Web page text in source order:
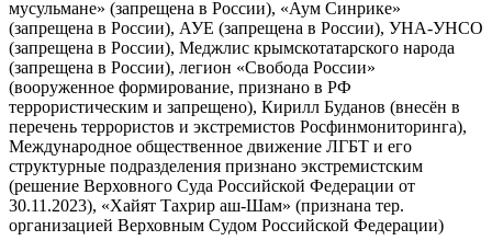
мусульмане» (запрещена в России), «Аум Синрике»
(запрещена в России), АУЕ (запрещена в России), УНА-УНСО
(запрещена в России), Меджлис крымскотатарского народа
(запрещена в России), легион «Свобода России»
(вооруженное формирование, признано в РФ
террористическим и запрещено), Кирилл Буданов (внесён в
перечень террористов и экстремистов Росфинмониторинга),
Международное общественное движение ЛГБТ и его
структурные подразделения признано экстремистским
(решение Верховного Суда Российской Федерации от
30.11.2023), «Хайят Тахрир аш-Шам» (признана тер.
организацией Верховным Судом Российской Федерации)